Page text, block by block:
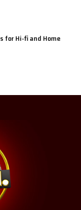
for Hi-fi and Home